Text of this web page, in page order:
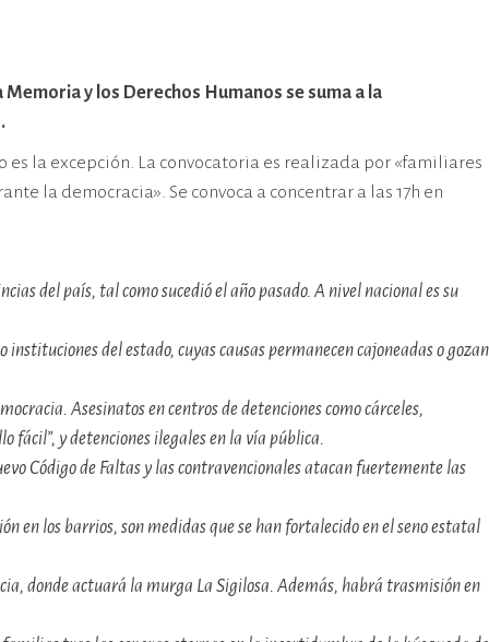
Memoria y los Derechos Humanos se suma a la
la excepción. La convocatoria es realizada por «familiares
la democracia». Se convoca a concentrar a las 17h en
del país, tal como sucedió el año pasado. A nivel nacional es su
del estado, cuyas causas permanecen cajoneadas o gozan
Asesinatos en centros de detenciones como cárceles,
fácil”, y detenciones ilegales en la vía pública.
Código de Faltas y las contravencionales atacan fuertemente las
en los barrios, son medidas que se han fortalecido en el seno estatal
donde actuará la murga La Sigilosa. Además, habrá trasmisión en